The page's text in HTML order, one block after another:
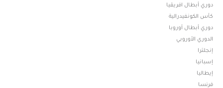
دوري أبطال افريقيا
كأس الكونفيدرالية
دوري أبطال أوروبا
الدوري الأوروبي
إنجلترا
إسبانيا
إيطاليا
فرنسا